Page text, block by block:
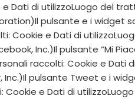
Dati di utilizzoLuogo del
pulsante e i widget
Cookie e Dati di
Inc.)Il pulsante “Mi
raccolti: Cookie e
pulsante Tweet e i
e Dati di